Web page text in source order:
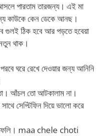
পারতাম তারজন্য। এই মা
কাউকে কেন ডেকে আনছ।
গুলই ঠিক হবে আর পড়তে হবেয়া
থাক।
ঘরে রেখে দেওয়ার জন্য আনিনি
আঁচল তো আটকালাম না।
সেপ্টিফিন দিয়ে ভালো করে
ফেলি। maa chele choti